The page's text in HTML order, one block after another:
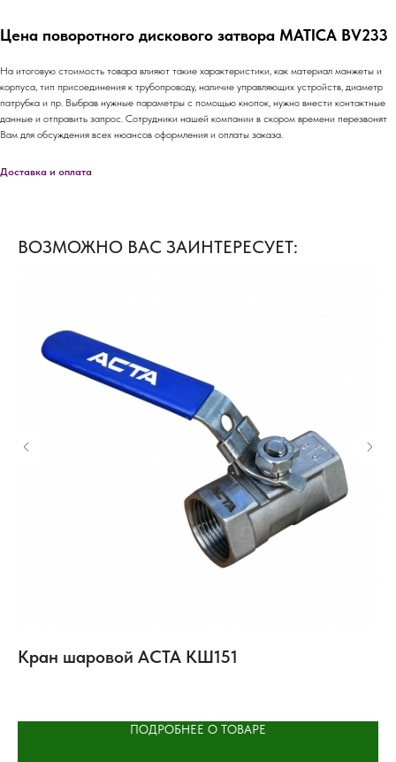
Цена поворотного дискового затвора MATICA BV233
На итоговую стоимость товара влияют такие характеристики, как материал манжеты и
корпуса, тип присоединения к трубопроводу, наличие управляющих устройств, диаметр
патрубка и пр. Выбрав нужные параметры с помощью кнопок, нужно внести контактные
данные и отправить запрос. Сотрудники нашей компании в скором времени перезвонят
Вам для обсуждения всех нюансов оформления и оплаты заказа.
Доставка и оплата
ВОЗМОЖНО ВАС ЗАИНТЕРЕСУЕТ:
Кран шаровой АСТА КШ151
ПОДРОБНЕЕ О ТОВАРЕ